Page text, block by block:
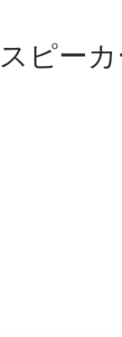
ピーカ